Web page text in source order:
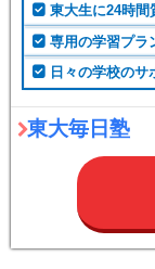
東大生に24時間
専用の学習プラ
日々の学校のサ
東大毎日塾